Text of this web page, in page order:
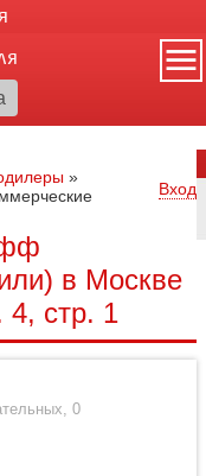
»
Вход
в Москве
стр. 1
, 0